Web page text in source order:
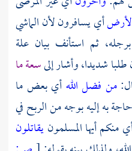
أي يسافرون لأن الماشي
ثم استأنف بيان علة
شديدا، وأشار إلىسعة ما
من فضل اللهأي بعض ما
به إليه بوجه من الربح في
منكم أيها المسلمونيقاتلون